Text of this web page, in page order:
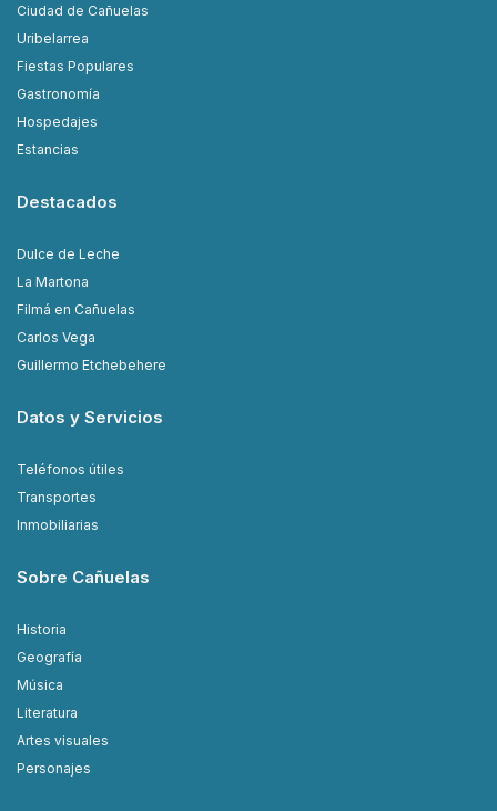
Ciudad de Cañuelas
Uribelarrea
Fiestas Populares
Gastronomía
Hospedajes
Estancias
Destacados
Dulce de Leche
La Martona
Filmá en Cañuelas
Carlos Vega
Guillermo Etchebehere
Datos y Servicios
Teléfonos útiles
Transportes
Inmobiliarias
Sobre Cañuelas
Historia
Geografía
Música
Literatura
Artes visuales
Personajes